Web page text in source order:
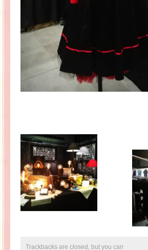
Trackbacks are closed, but you can